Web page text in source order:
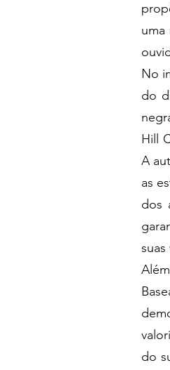
uma
No
do
Hill
A
as
dos
suas
do